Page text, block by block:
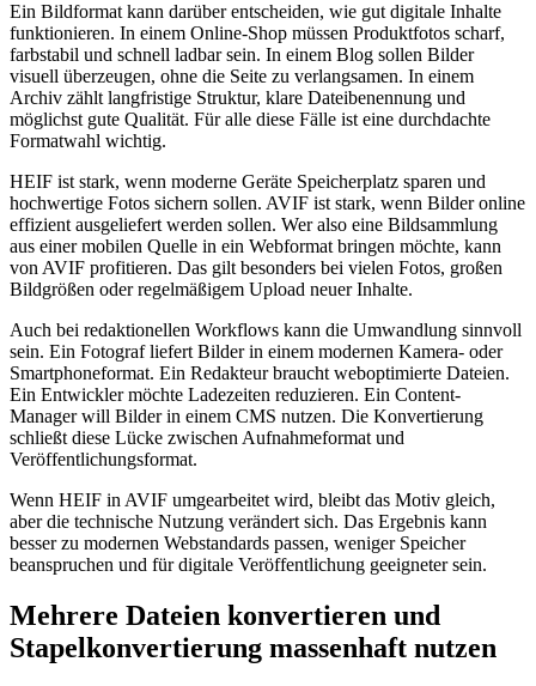
Ein Bildformat kann darüber entscheiden, wie gut digitale Inhalte
funktionieren. In einem Online-Shop müssen Produktfotos scharf,
farbstabil und schnell ladbar sein. In einem Blog sollen Bilder
visuell überzeugen, ohne die Seite zu verlangsamen. In einem
Archiv zählt langfristige Struktur, klare Dateibenennung und
möglichst gute Qualität. Für alle diese Fälle ist eine durchdachte
Formatwahl wichtig.
HEIF ist stark, wenn moderne Geräte Speicherplatz sparen und
hochwertige Fotos sichern sollen. AVIF ist stark, wenn Bilder online
effizient ausgeliefert werden sollen. Wer also eine Bildsammlung
aus einer mobilen Quelle in ein Webformat bringen möchte, kann
von AVIF profitieren. Das gilt besonders bei vielen Fotos, großen
Bildgrößen oder regelmäßigem Upload neuer Inhalte.
Auch bei redaktionellen Workflows kann die Umwandlung sinnvoll
sein. Ein Fotograf liefert Bilder in einem modernen Kamera- oder
Smartphoneformat. Ein Redakteur braucht weboptimierte Dateien.
Ein Entwickler möchte Ladezeiten reduzieren. Ein Content-
Manager will Bilder in einem CMS nutzen. Die Konvertierung
schließt diese Lücke zwischen Aufnahmeformat und
Veröffentlichungsformat.
Wenn HEIF in AVIF umgearbeitet wird, bleibt das Motiv gleich,
aber die technische Nutzung verändert sich. Das Ergebnis kann
besser zu modernen Webstandards passen, weniger Speicher
beanspruchen und für digitale Veröffentlichung geeigneter sein.
Mehrere Dateien konvertieren und
Stapelkonvertierung massenhaft nutzen